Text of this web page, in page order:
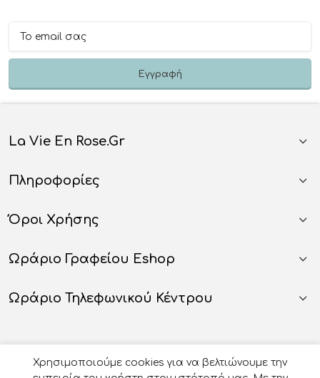
La Vie En Rose.gr
Πληροφορίες
Όροι Χρήσης
Ωράριο Γραφείου Eshop
Ωράριο Τηλεφωνικού Κέντρου
Χρησιμοποιούμε cookies για να βελτιώνουμε την